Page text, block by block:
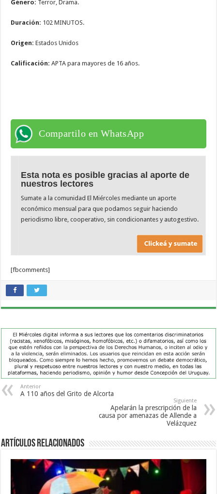
Género: Terror, Drama.
Duración: 102 MINUTOS.
Origen:Estados Unidos
Calificación:APTA para mayores de 16 años.
Compartilo en WhatsApp
Esta nota es posible gracias al aporte de
nuestros lectores
Sumate a la comunidad El Miércoles mediante un aporte
económico mensual para que podamos seguir haciendo
periodismo libre, cooperativo, sin condicionantes y autogestivo.
[fbcomments]
Anterior
A 110 años del Grito de Alcorta
Siguiente
Apelarán la prescripción de la
causa por amenazas de Allende a
Velázquez
Artículos Relacionados